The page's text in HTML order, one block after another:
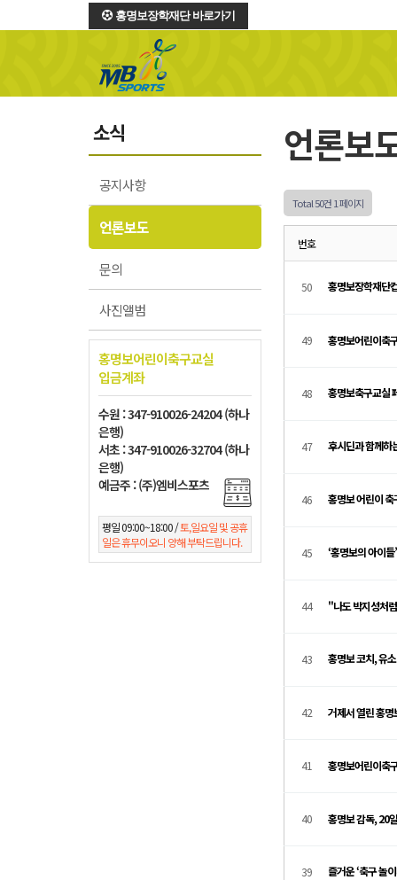
홍명보장학재단 바로가기
소식
공지사항
언론보도
문의
사진앨범
홍명보어린이축구교실
입금계좌
수원 : 347-910026-24204 (하나
은행)
서초 : 347-910026-32704 (하나
은행)
예금주 : (주)엠비스포츠
평일 09:00~18:00 /토,일요일 및 공휴
일은 휴무이오니 양해 부탁드립니다.
언론보
Total 50건1 페이지
번호
50 홍명보장학재단
49 홍명보어린이축
48 홍명보축구교실
47 후시딘과 함께하
46 홍명보 어린이
45 ‘홍명보의 아이
44 "나도 박지성처
43 홍명보 코치, 유
42 거제서 열린 홍
41 홍명보어린이축
40 홍명보 감독, 20
39 즐거운 ‘축구 놀